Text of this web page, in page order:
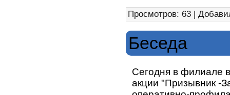
Просмотров: 63 |
Беседа
Сегодня в филиале
акции "Призывник -